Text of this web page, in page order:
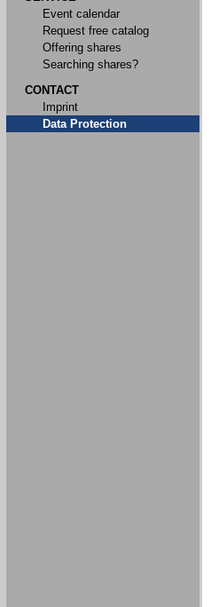
Event calendar
Request free catalog
Offering shares
Searching shares?
CONTACT
Imprint
Data Protection